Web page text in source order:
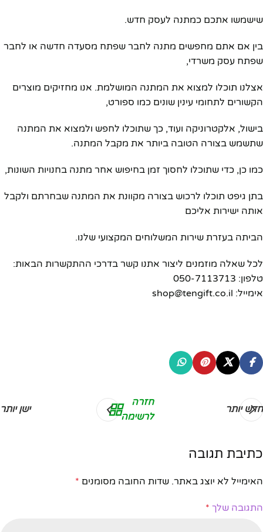
שישמשו אתכם כמתנה לעסק חדש.
בין אם אתם מחפשים מתנה לחבר שפתח מסעדה חדשה או לחבר
שפתח עסק משרדי,
אצלנו תוכלו למצוא את המתנה המושלמת. אנו מחזיקים מוצרים
הקשורים לתחומי עינין שונים כמו ספורט,
בישול, אלקטרוניקה ועוד, כך שתוכלו לחפש ולמצוא את המתנה
שתשמש בצורה הטובה ביותר את מקבל המתנה.
כמו כן, כדי שתוכלו לחסוך זמן בחיפוש אחר מתנה בחנויות השונות,
בתן גיפט תוכלו לרכוש בצורה מקוונת את המתנה שבחרתם ולקבל
אותה ישירות אליכם
הביתה בעזרת שירות המשלוחים המקצועי שלנו.
לכל שאלה מוזמנים ליצור אתנו קשר בדרכי ההתקשרות הבאות:
טלפון: 050-7113713
אימייל: shop@tengift.co.il
חדש יותר
חזרה
לרשימה
ישן יותר
כתיבת תגובה
האימייל לא יוצג באתר. שדות החובה מסומנים *
התגובה שלך *